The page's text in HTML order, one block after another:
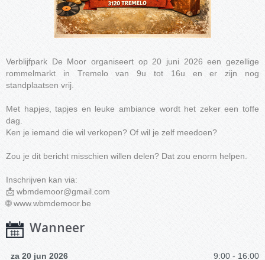
Verblijfpark De Moor organiseert op 20 juni 2026 een gezellige
rommelmarkt in Tremelo van 9u tot 16u en er zijn nog
standplaatsen vrij.
Met hapjes, tapjes en leuke ambiance wordt het zeker een toffe
dag.
Ken je iemand die wil verkopen? Of wil je zelf meedoen?
Zou je dit bericht misschien willen delen? Dat zou enorm helpen.
Inschrijven kan via:
📩 wbmdemoor@gmail.com
🌐 www.wbmdemoor.be
Wanneer
za 20 jun 2026 9:00 - 16:00